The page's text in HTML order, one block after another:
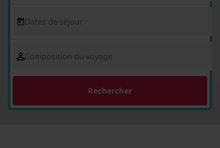
Dates de séjour
Composition du voyage
Rechercher